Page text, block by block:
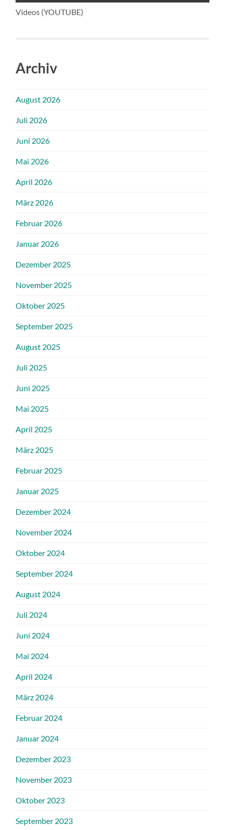
Videos (YOUTUBE)
Archiv
August 2026
Juli 2026
Juni 2026
Mai 2026
April 2026
März 2026
Februar 2026
Januar 2026
Dezember 2025
November 2025
Oktober 2025
September 2025
August 2025
Juli 2025
Juni 2025
Mai 2025
April 2025
März 2025
Februar 2025
Januar 2025
Dezember 2024
November 2024
Oktober 2024
September 2024
August 2024
Juli 2024
Juni 2024
Mai 2024
April 2024
März 2024
Februar 2024
Januar 2024
Dezember 2023
November 2023
Oktober 2023
September 2023